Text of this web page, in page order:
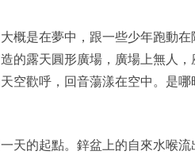
概是在夢中，跟一些少年跑動
的露天圓形廣場，廣場上無人
空歡呼，回音蕩漾在空中。是
天的起點。鋅盆上的自來水喉流